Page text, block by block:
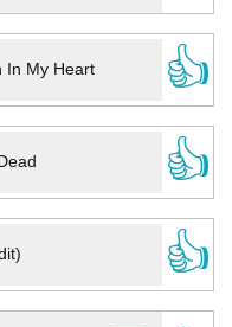
In My Heart
👍
👍
👍